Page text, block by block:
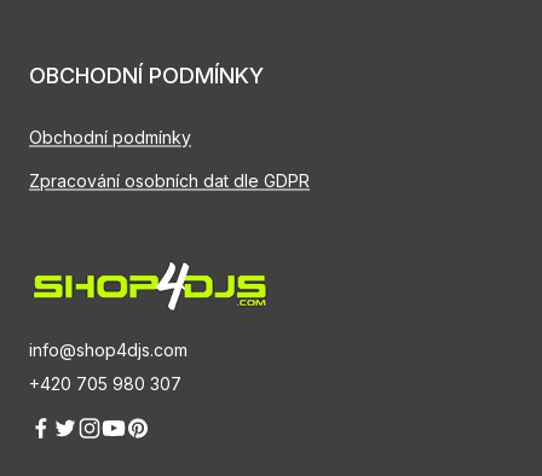
info@shop4djs.com
+420 705 980 307
OBCHODNÍ PODMÍNKY
Obchodní podmínky
Zpracování osobních dat dle GDPR